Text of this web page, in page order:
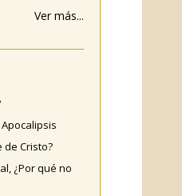
Ver más...
de Cristo?
¿Por qué no